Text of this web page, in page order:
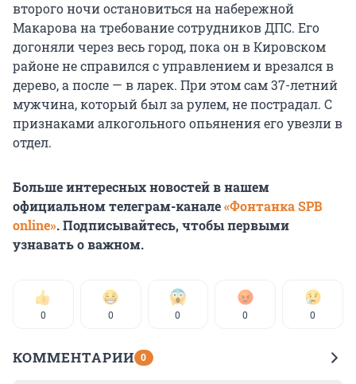
второго ночи остановиться на набережной
Макарова на требование сотрудников ДПС. Его
догоняли через весь город, пока он в Кировском
районе не справился с управлением и врезался в
дерево, а после — в ларек. При этом сам 37-летний
мужчина, который был за рулем, не пострадал. С
признаками алкогольного опьянения его увезли в
отдел.
Больше интересных новостей в нашем
официальном телеграм-канале«Фонтанка SPB
online». Подписывайтесь, чтобы первыми
узнавать о важном.
0 0 0 0 0
КОММЕНТАРИИ 0